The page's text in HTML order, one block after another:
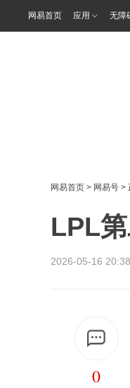
网易首页 应用 无障
网易首页 > 网易号 >
LPL
2026-05-16
0